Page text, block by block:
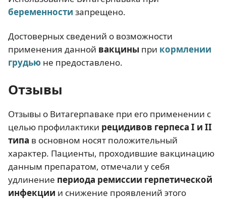
беременности запрещено.
Достоверных сведений о возможности
применения данной вакцины при кормлении
грудью не предоставлено.
Отзывы
Отзывы о Витагерпаваке при его применении с
целью профилактики рецидивов герпеса I и II
типа в основном носят положительный
характер. Пациенты, проходившие вакцинацию
данным препаратом, отмечали у себя
удлинение периода ремиссии герпетической
инфекции и снижение проявлений этого